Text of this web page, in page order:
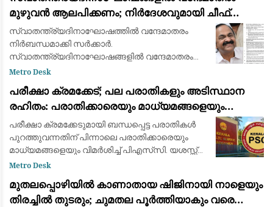
മുഴുവൻ ആലപിക്കണം; നിർദേശവുമായി ചീഫ്
സെക്രട്ടറി
സ്വാതന്ത്ര്യദിനാഘോഷത്തിൽ വന്ദേമാതരം
നിർബന്ധമാക്കി സർക്കാർ.
സ്വാതന്ത്ര്യദിനാഘോഷങ്ങളിൽ വന്ദേമാതരം
മുഴുവനായും ആലപിക്കണമെന്നാണ് ചീഫ്
നിർബന്ധമാക്കാനുള്ള കേന്ദ്ര തീരുമാ
Metro Desk
പരീക്ഷാ ക്രമക്കേട്; പല പരാതികളും അടിസ്ഥാന
രഹിതം: പരാതിക്കാരെയും മാധ്യമങ്ങളെയും
വിമര്‍ശിച്ച് പിഎസ്‌സി
പരീക്ഷാ ക്രമക്കേടുമായി ബന്ധപ്പെട്ട പരാതികള്‍
പുറത്തുവന്നതിന് പിന്നാലെ പരാതിക്കാരെയും
മാധ്യമങ്ങളെയും വിമര്‍ശിച്ച് പിഎസ്‌സി. യശസ്സ്
കളങ്കപ്പെടുത്താന്‍ ബോധപൂര്‍വ്വം
Metro Desk
മുതലപ്പൊഴിയിൽ കാണാതായ ഷിജിനായി നാളെയും
തിരച്ചിൽ തുടരും; ചുമതല പൂർത്തിയാകും വരെ